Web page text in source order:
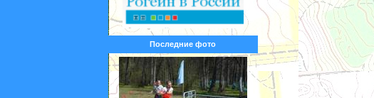
Последние фото